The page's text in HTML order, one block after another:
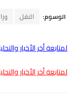
الوسوم: النقل
لمتابعة أخر الأخبار
لمتابعة أخر الأخبار